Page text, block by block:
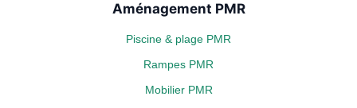
Aménagement PMR
Piscine & plage PMR
Rampes PMR
Mobilier PMR